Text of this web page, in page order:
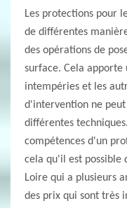
Les protections pour
de différentes
des opérations de
surface. Cela
intempéries et les
d'intervention ne
différentes
compétences d'un
cela qu'il est possible
Loire qui a plusieurs
des prix qui sont très